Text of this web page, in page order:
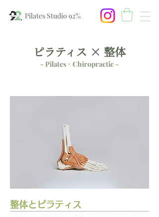
Pilates Studio 92%
​ピラティス × 整体
- Pilates × Chiropractic -
​整体とピラティス